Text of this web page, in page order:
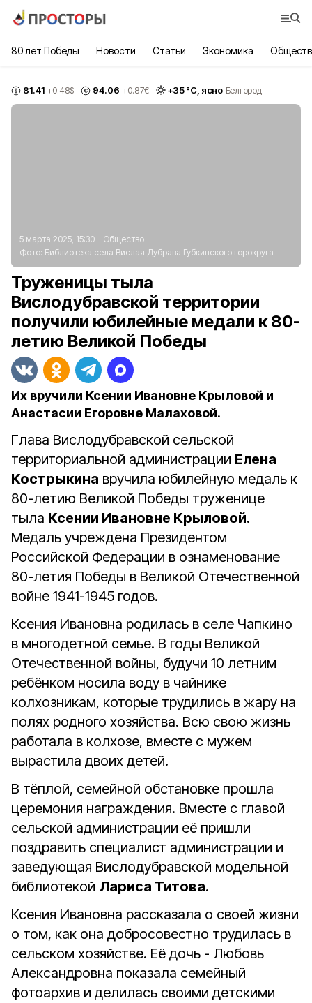
80 лет Победы Новости Статьи Экономика
81.41 +0.48$ 94.06 +0.87€ +35°С, ясно Белгород
5 марта 2025, 15:30
Общество
Фото: Библиотека села Вислая Дубрава Губкинского горокруга
Труженицы тыла
Вислодубравской территории
получили юбилейные медали к 80-
летию Великой Победы
Их вручили Ксении Ивановне Крыловой и
Анастасии Егоровне Малаховой.
Глава Вислодубравской сельской
территориальной администрации Елена
Кострыкина вручила юбилейную медаль к
80-летию Великой Победы труженице
тыла Ксении Ивановне Крыловой.
Медаль учреждена Президентом
Российской Федерации в ознаменование
80-летия Победы в Великой Отечественной
войне 1941-1945 годов.
Ксения Ивановна родилась в селе Чапкино
в многодетной семье. В годы Великой
Отечественной войны, будучи 10 летним
ребёнком носила воду в чайнике
колхозникам, которые трудились в жару на
полях родного хозяйства. Всю свою жизнь
работала в колхозе, вместе с мужем
вырастила двоих детей.
В тёплой, семейной обстановке прошла
церемония награждения. Вместе с главой
сельской администрации её пришли
поздравить специалист администрации и
заведующая Вислодубравской модельной
библиотекой Лариса Титова.
Ксения Ивановна рассказала о своей жизни
о том, как она добросовестно трудилась в
сельском хозяйстве. Её дочь - Любовь
Александровна показала семейный
фотоархив и делилась своими детскими